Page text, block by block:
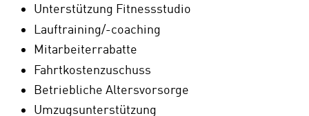
Unterstützung Fitnessstudio
Lauftraining/-coaching
Mitarbeiterrabatte
Fahrtkostenzuschuss
Betriebliche Altersvorsorge
Umzugsunterstützung